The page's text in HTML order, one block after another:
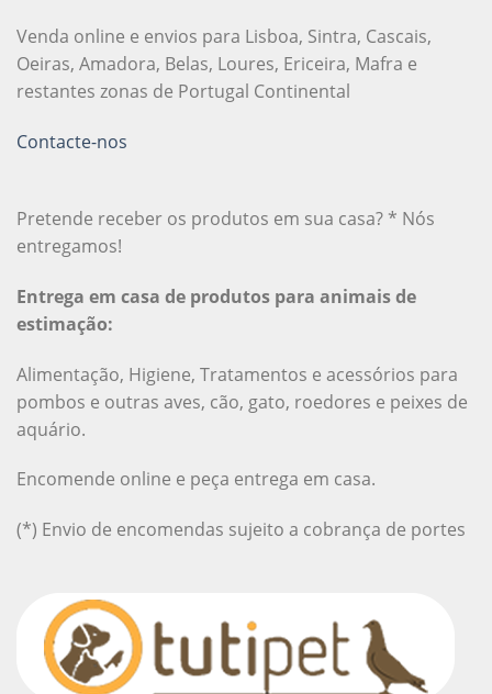
Venda online e envios para Lisboa, Sintra, Cascais,
Oeiras, Amadora, Belas, Loures, Ericeira, Mafra e
restantes zonas de Portugal Continental
Contacte-nos
Pretende receber os produtos em sua casa? * Nós
entregamos!
Entrega em casa de produtos para animais de
estimação:
Alimentação, Higiene, Tratamentos e acessórios para
pombos e outras aves, cão, gato, roedores e peixes de
aquário.
Encomende online e peça entrega em casa.
(*) Envio de encomendas sujeito a cobrança de portes